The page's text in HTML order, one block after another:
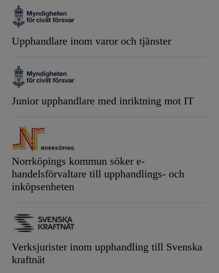
Upphandlare inom varor och tjänster
Junior upphandlare med inriktning mot IT
Norrköpings kommun söker e-
handelsförvaltare till upphandlings- och
inköpsenheten
Verksjurister inom upphandling till Svenska
kraftnät